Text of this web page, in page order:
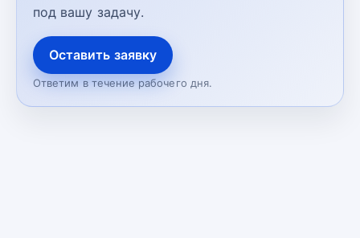
под вашу задачу.
Оставить заявку
Ответим в течение рабочего дня.